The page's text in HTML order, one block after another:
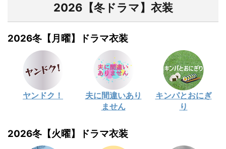
2026【冬ドラマ】衣装
2026冬【月曜】ドラマ衣装
ヤンドク！
夫に間違いあり
ません
キンパとおにぎ
り
2026冬【火曜】ドラマ衣装